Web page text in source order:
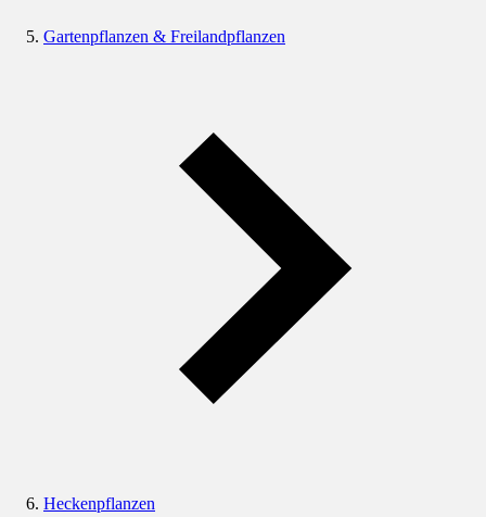
Gartenpflanzen & Freilandpflanzen
Heckenpflanzen